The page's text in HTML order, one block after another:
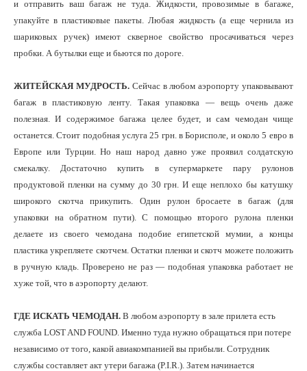
и отправить ваш багаж не туда. Жидкости, провозимые в багаже,
упакуйте в пластиковые пакеты. Любая жидкость (а еще чернила из
шариковых ручек) имеют скверное свойство просачиваться через
пробки. А бутылки еще и бьются по дороге.
ЖИТЕЙСКАЯ МУДРОСТЬ.Сейчас в любом аэропорту упаковывают
багаж в пластиковую ленту. Такая упаковка — вещь очень даже
полезная. И содержимое багажа целее будет, и сам чемодан чище
останется. Стоит подобная услуга 25 грн. в Борисполе, и около 5 евро в
Европе или Турции. Но наш народ давно уже проявил солдатскую
смекалку. Достаточно купить в супермаркете пару рулонов
продуктовой пленки на сумму до 30 грн. И еще неплохо бы катушку
широкого скотча прикупить. Один рулон бросаете в багаж (для
упаковки на обратном пути). С помощью второго рулона пленки
делаете из своего чемодана подобие египетской мумии, а концы
пластика укрепляете скотчем. Остатки пленки и скотч можете положить
в ручную кладь. Проверено не раз — подобная упаковка работает не
хуже той, что в аэропорту делают.
ГДЕ ИСКАТЬ ЧЕМОДАН. В любом аэропорту в зале прилета есть
служба LOST AND FOUND. Именно туда нужно обращаться при потере
независимо от того, какой авиакомпанией вы прибыли. Сотрудник
службы составляет акт утери багажа (P.I.R.). Затем начинается